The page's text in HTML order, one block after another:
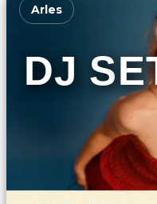
Arles
DJ